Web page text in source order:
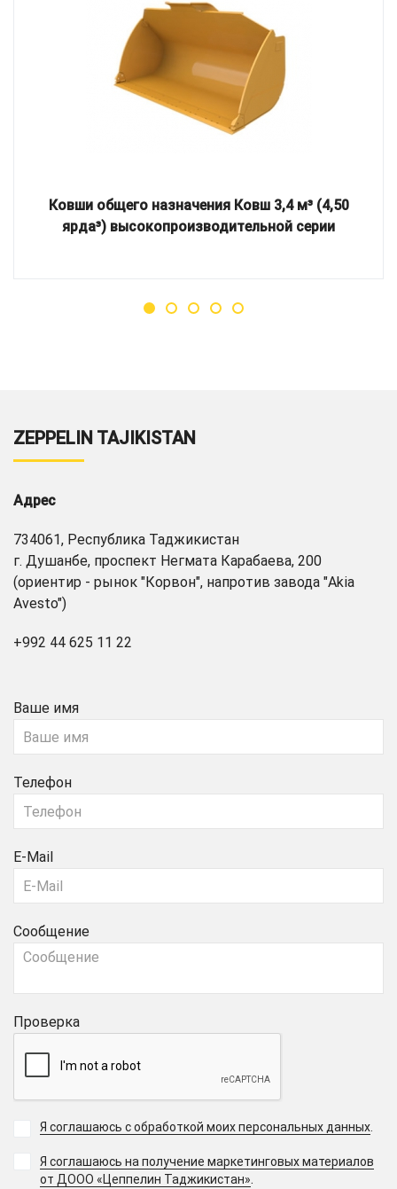
Ковши общего назначения Ковш 3,4 м³ (4,50
ярда³) высокопроизводительной серии
ZEPPELIN TAJIKISTAN
Адрес
734061, Республика Таджикистан
г. Душанбе, проспект Негмата Карабаева, 200
(ориентир - рынок "Корвон", напротив завода "Akia
Avesto")
+992 44 625 11 22
Ваше имя
Телефон
E-Mail
Сообщение
Проверка
Я соглашаюсь с обработкой моих персональных данных.
Я соглашаюсь на получение маркетинговых материалов
от ДООО «Цеппелин Таджикистан».